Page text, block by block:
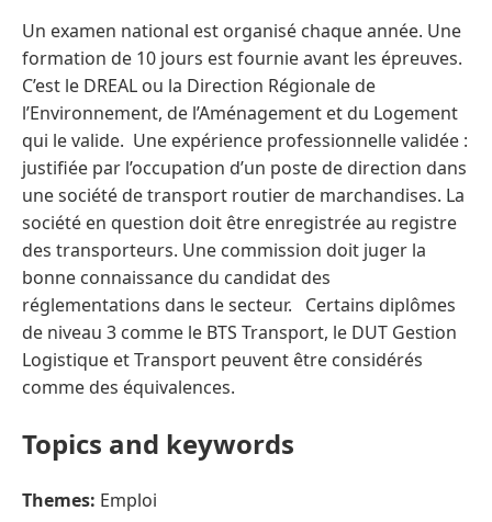
Un examen national est organisé chaque année. Une
formation de 10 jours est fournie avant les épreuves.
C’est le DREAL ou la Direction Régionale de
l’Environnement, de l’Aménagement et du Logement
qui le valide. Une expérience professionnelle validée :
justifiée par l’occupation d’un poste de direction dans
une société de transport routier de marchandises. La
société en question doit être enregistrée au registre
des transporteurs. Une commission doit juger la
bonne connaissance du candidat des
réglementations dans le secteur. Certains diplômes
de niveau 3 comme le BTS Transport, le DUT Gestion
Logistique et Transport peuvent être considérés
comme des équivalences.
Topics and keywords
Themes: Emploi